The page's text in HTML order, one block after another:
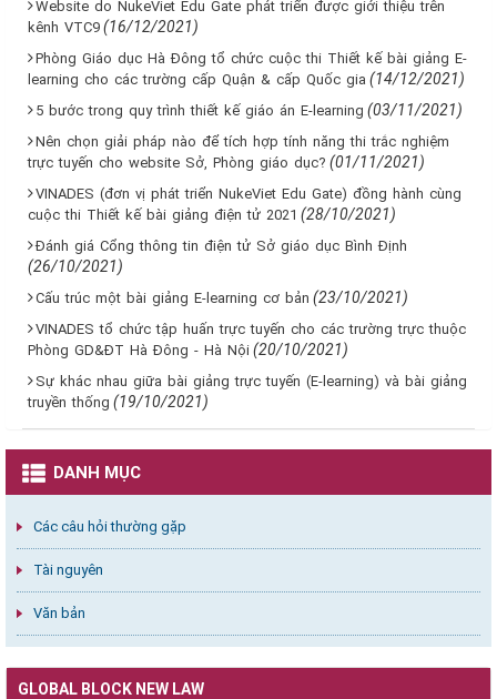
Website do NukeViet Edu Gate phát triển được giới thiệu trên
kênh VTC9 (16/12/2021)
Phòng Giáo dục Hà Đông tổ chức cuộc thi Thiết kế bài giảng E-
learning cho các trường cấp Quận & cấp Quốc gia (14/12/2021)
5 bước trong quy trình thiết kế giáo án E-learning (03/11/2021)
Nên chọn giải pháp nào để tích hợp tính năng thi trắc nghiệm
trực tuyến cho website Sở, Phòng giáo dục? (01/11/2021)
VINADES (đơn vị phát triển NukeViet Edu Gate) đồng hành cùng
cuộc thi Thiết kế bài giảng điện tử 2021 (28/10/2021)
Đánh giá Cổng thông tin điện tử Sở giáo dục Bình Định
(26/10/2021)
Cấu trúc một bài giảng E-learning cơ bản (23/10/2021)
VINADES tổ chức tập huấn trực tuyến cho các trường trực thuộc
Phòng GD&ĐT Hà Đông - Hà Nội (20/10/2021)
Sự khác nhau giữa bài giảng trực tuyến (E-learning) và bài giảng
truyền thống (19/10/2021)
DANH MỤC
Các câu hỏi thường gặp
Tài nguyên
Văn bản
GLOBAL BLOCK NEW LAW